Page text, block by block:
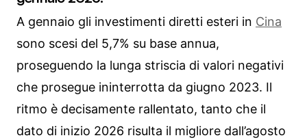
A gennaio gli investimenti diretti esteri in Cina
sono scesi del 5,7% su base annua,
proseguendo la lunga striscia di valori negativi
che prosegue ininterrotta da giugno 2023. Il
ritmo è decisamente rallentato, tanto che il
dato di inizio 2026 risulta il migliore dall’agosto